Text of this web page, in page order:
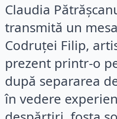
Claudia
transmită un
Codruței Filip,
prezent printr-o
după separarea
în vedere